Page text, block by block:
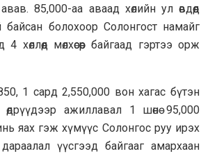
85,000-аа аваад хѳлийн ул ѳвдѳѳд
байсан болохоор Солонгост намайг
мѳлхѳсѳѳр байгаад гэртээ орж
850, 1 сард 2,550,000 вон хагас бүтэн
ѳдрүүдээр ажиллавал 1 шѳнѳ 95,000
яах гэж хүмүүс Солонгос руу ирэх
үүсгээд байгааг амархаан